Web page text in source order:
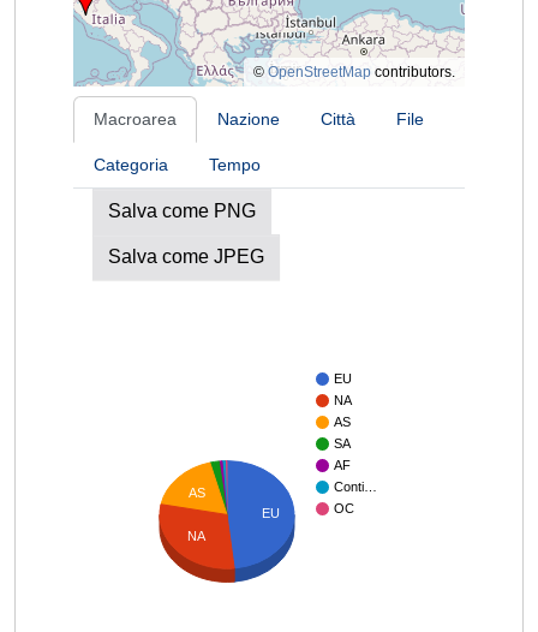
© OpenStreetMap contributors.
Macroarea Nazione Città File
Categoria Tempo
Salva come PNG
Salva come JPEG
EU
NA
AS
SA
AF
Conti…
OC
EU
AS
NA